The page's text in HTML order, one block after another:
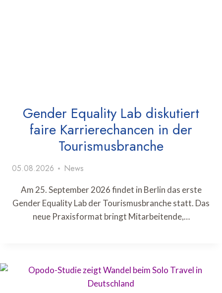
Gender Equality Lab diskutiert
faire Karrierechancen in der
Tourismusbranche
05.08.2026 News
Am 25. September 2026 findet in Berlin das erste
Gender Equality Lab der Tourismusbranche statt. Das
neue Praxisformat bringt Mitarbeitende,…